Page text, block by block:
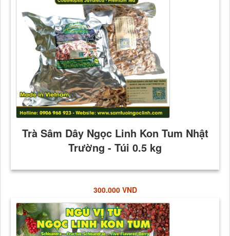
300.000 VND